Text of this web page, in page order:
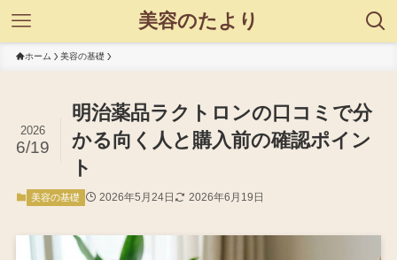
美容のたより
ホーム 美容の基礎
明治薬品ラクトロンの口コミで分
かる向く人と購入前の確認ポイン
ト
2026
6/19
美容の基礎 2026年5月24日 2026年6月19日